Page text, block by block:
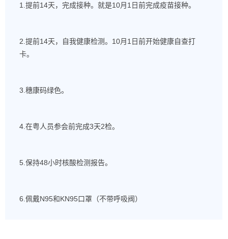
1.提前14天，完成接种。就是10月1日前完成疫苗接种。
2.提前14天，自我健康检测。10月1日前开始健康自查打
卡。
3.穗康码绿色。
4.在粤人员参会前完成3天2检。
5.保持48小时核酸检测报告。
6.佩戴N95和KN95口罩（不带呼吸阀）